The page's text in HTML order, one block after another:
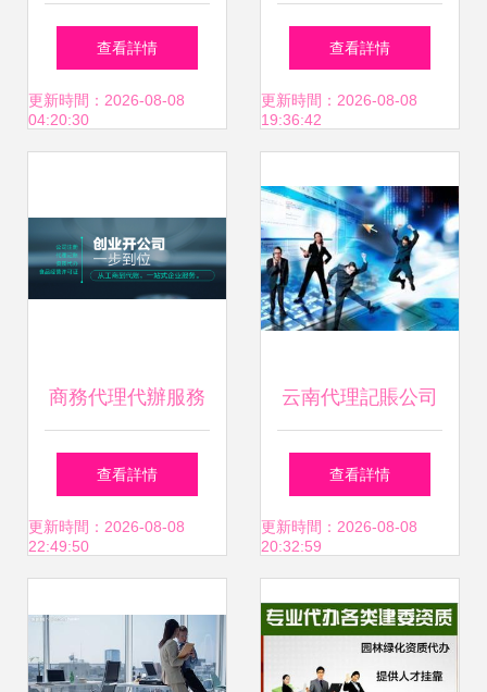
度解析 從廠商到消
費者的價值傳遞之
查看詳情
更新時間：2026-08-08
04:20:30
企業環境評估
查看詳情
更新時間：2026-08-08
19:36:42
商務代理代辦服務
高效助企共贏全攻
略詳解
查看詳情
更新時間：2026-08-08
22:49:50
云南代理記賬公司
全面解析 地址、電
話及服務指南
查看詳情
更新時間：2026-08-08
20:32:59